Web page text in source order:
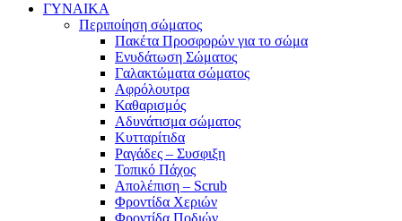
ΓΥΝΑΙΚΑ
Περιποίηση σώματος
Πακέτα Προσφορών για το σώμα
Ενυδάτωση Σώματος
Γαλακτώματα σώματος
Αφρόλουτρα
Καθαρισμός
Αδυνάτισμα σώματος
Κυτταρίτιδα
Ραγάδες – Συσφιξη
Τοπικό Πάχος
Απολέπιση – Scrub
Φροντίδα Χεριών